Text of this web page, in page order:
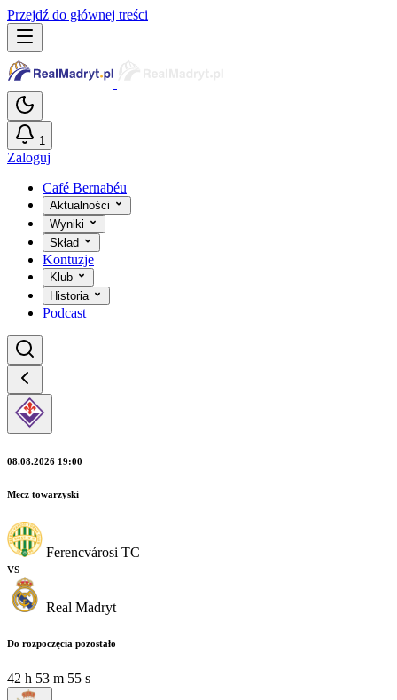
Przejdź do głównej treści
1
Zaloguj
Café Bernabéu
Aktualności
Wyniki
Skład
Kontuzje
Klub
Historia
Podcast
08.08.2026 19:00
Mecz towarzyski
Ferencvárosi TC
vs
Real Madryt
Do rozpoczęcia pozostało
42 h 53 m 53 s